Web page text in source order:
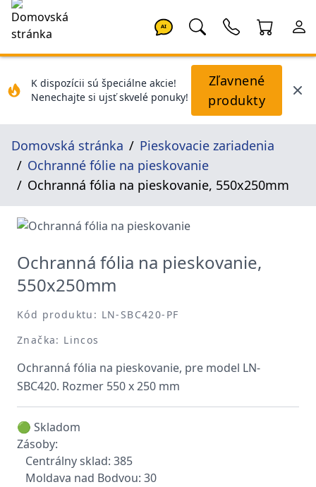
AI
K dispozícii sú špeciálne akcie!
Nenechajte si ujsť skvelé ponuky!
Zľavnené
produkty
Domovská stránka
Pieskovacie zariadenia
Ochranné fólie na pieskovanie
Ochranná fólia na pieskovanie, 550x250mm
Ochranná fólia na pieskovanie,
550x250mm
Kód produktu: LN-SBC420-PF
Značka: Lincos
Ochranná fólia na pieskovanie, pre model LN-
SBC420. Rozmer 550 x 250 mm
🟢 Skladom
Zásoby:
Centrálny sklad: 385
Moldava nad Bodvou: 30